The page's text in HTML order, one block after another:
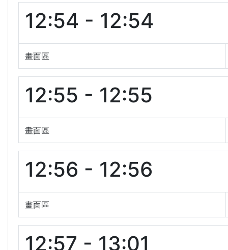
12:54 - 12:54
畫面區
12:55 - 12:55
畫面區
12:56 - 12:56
畫面區
12:57 - 13:01